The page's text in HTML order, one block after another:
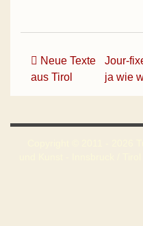
Beitrags-
Neue Texte
aus Tirol
Jour-
ja wie